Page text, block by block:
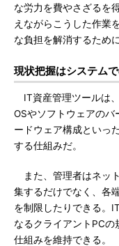
な労力を費やさざるを
えながらこうした作業
な負担を解消するため
現状把握はシステム
IT資産管理ツールは
OSやソフトウェアの
ードウェア構成といっ
する仕組みだ。
また、管理者はネッ
集するだけでなく、各
を制限したりできる。
なるクライアントPC
仕組みを維持できる。